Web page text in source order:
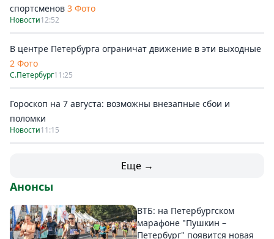
спортсменов 3 Фото
Новости12:52
В центре Петербурга ограничат движение в эти выходные
2 Фото
С.Петербург11:25
Гороскоп на 7 августа: возможны внезапные сбои и
поломки
Новости11:15
Еще →
Анонсы
ВТБ: на Петербургском
марафоне "Пушкин –
Петербург" появится новая